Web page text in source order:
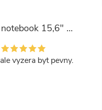
Cestovný batoh na notebook 15,6" Kono 24 L - zelený - 40x30x20 cm
vyzera byt pevny.